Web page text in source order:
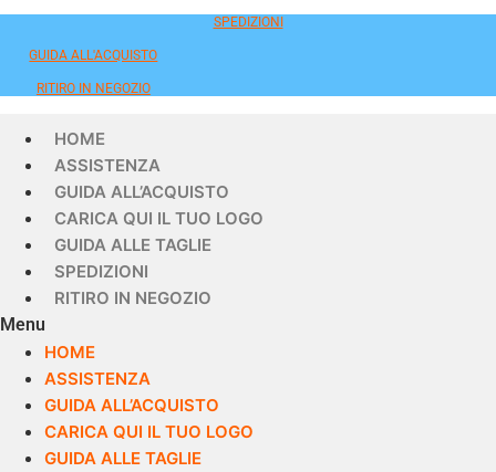
SPEDIZIONI
GUIDA ALL'ACQUISTO
RITIRO IN NEGOZIO
HOME
ASSISTENZA
GUIDA ALL’ACQUISTO
CARICA QUI IL TUO LOGO
GUIDA ALLE TAGLIE
SPEDIZIONI
RITIRO IN NEGOZIO
Menu
HOME
ASSISTENZA
GUIDA ALL’ACQUISTO
CARICA QUI IL TUO LOGO
GUIDA ALLE TAGLIE